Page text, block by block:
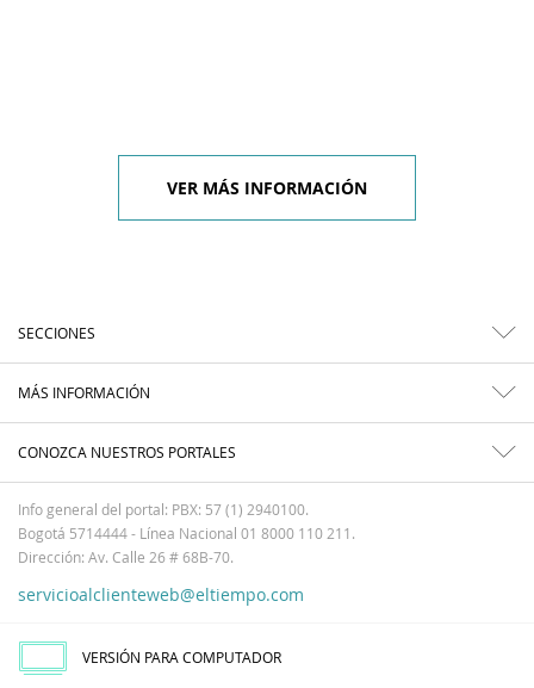
VER MÁS INFORMACIÓN
SECCIONES
MÁS INFORMACIÓN
CONOZCA NUESTROS PORTALES
Info general del portal: PBX: 57 (1) 2940100.
Bogotá 5714444 - Línea Nacional 01 8000 110 211.
Dirección: Av. Calle 26 # 68B-70.
servicioalclienteweb@eltiempo.com
VERSIÓN PARA COMPUTADOR